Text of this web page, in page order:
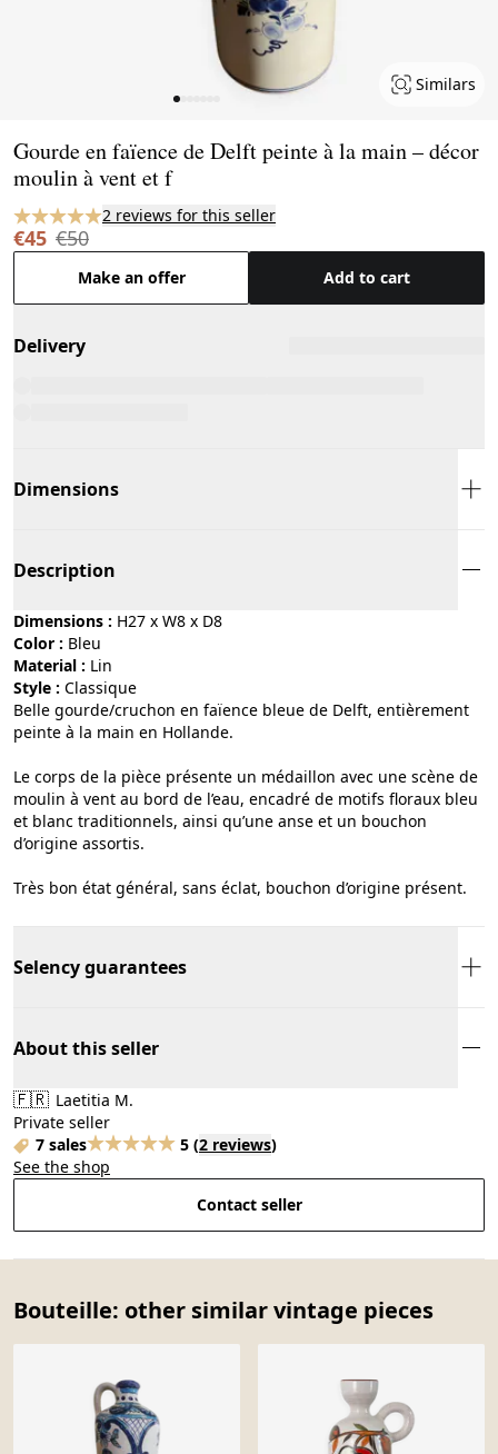
Similars
Gourde en faïence de Delft peinte à la main – décor
moulin à vent et f
2 reviews for this seller
€45 €50
Make an offer Add to cart
Delivery
Dimensions
Description
Dimensions : H27 x W8 x D8
Color :
bleu
Material :
lin
Style :
classique
Belle gourde/cruchon en faïence bleue de Delft, entièrement
peinte à la main en Hollande.
Le corps de la pièce présente un médaillon avec une scène de
moulin à vent au bord de l’eau, encadré de motifs floraux bleu
et blanc traditionnels, ainsi qu’une anse et un bouchon
d’origine assortis.
Très bon état général, sans éclat, bouchon d’origine présent.
Selency guarantees
About this seller
🇫🇷 Laetitia M.
Private seller
7 sales
5 (2 reviews)
See the shop
Contact seller
Bouteille: other similar vintage pieces